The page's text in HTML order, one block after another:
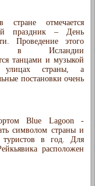
отмечается
праздник – День
Проведение этого
в Исландии
танцами и музыкой
страны, а
постановки очень
Blue Lagoon -
символом страны и
в год. Для
расположен